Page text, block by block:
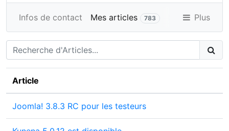
Infos de contact Mes articles 783
ForumsPlus
Article
Joomla! 3.8.3 RC pour les testeurs